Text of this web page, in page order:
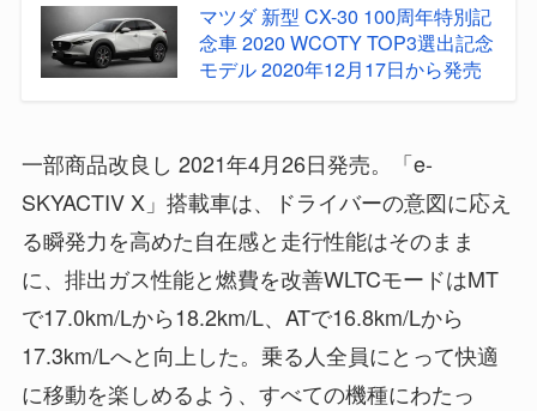
マツダ 新型 CX-30 100周年特別記
念車 2020 WCOTY TOP3選出記念
モデル 2020年12月17日から発売
一部商品改良し 2021年4月26日発売。「e-
SKYACTIV X」搭載車は、ドライバーの意図に応え
る瞬発力を高めた自在感と走行性能はそのまま
に、排出ガス性能と燃費を改善WLTCモードはMT
で17.0km/Lから18.2km/L、ATで16.8km/Lから
17.3km/Lへと向上した。乗る人全員にとって快適
に移動を楽しめるよう、すべての機種にわたっ